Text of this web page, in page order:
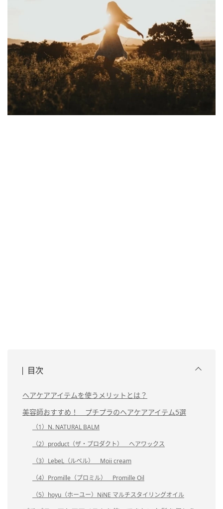
目次
ヘアケアアイテムを使うメリットとは？
美容師おすすめ！ プチプラのヘアケアアイテム5選
（1）N. NATURAL BALM
（2）product（ザ・プロダクト） ヘアワックス
（3）LebeL（ルベル） Moii cream
（4）Promille（プロミル） Promille Oil
（5）hoyu（ホーユー）NiNE マルチスタイリングオイル